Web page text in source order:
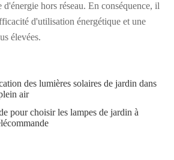
hors réseau. En conséquence, il
d'utilisation énergétique et une
élevées.
des lumières solaires de jardin dans
air
pour choisir les lampes de jardin à